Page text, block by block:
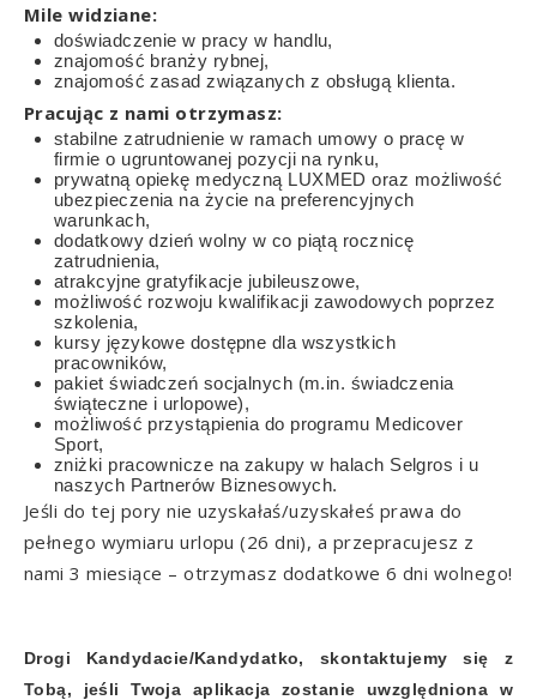
Mile widziane:
doświadczenie w pracy w handlu,
znajomość branży rybnej,
znajomość zasad związanych z obsługą klienta.
Pracując z nami otrzymasz:
stabilne zatrudnienie w ramach umowy o pracę w
firmie o ugruntowanej pozycji na rynku,
prywatną opiekę medyczną LUXMED oraz możliwość
ubezpieczenia na życie na preferencyjnych
warunkach,
dodatkowy dzień wolny w co piątą rocznicę
zatrudnienia,
atrakcyjne gratyfikacje jubileuszowe,
możliwość rozwoju kwalifikacji zawodowych poprzez
szkolenia,
kursy językowe dostępne dla wszystkich
pracowników,
pakiet świadczeń socjalnych (m.in. świadczenia
świąteczne i urlopowe),
możliwość przystąpienia do programu Medicover
Sport,
zniżki pracownicze na zakupy w halach Selgros i u
naszych Partnerów Biznesowych.
Jeśli do tej pory nie uzyskałaś/uzyskałeś prawa do
pełnego wymiaru urlopu (26 dni), a przepracujesz z
nami 3 miesiące – otrzymasz dodatkowe 6 dni wolnego!
Drogi Kandydacie/Kandydatko, skontaktujemy się z
Tobą, jeśli Twoja aplikacja zostanie uwzględniona w